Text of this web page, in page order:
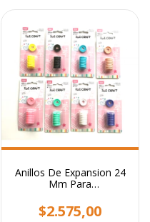
Anillos De Expansion 24
Mm Para
Unidades.
$2.575,00